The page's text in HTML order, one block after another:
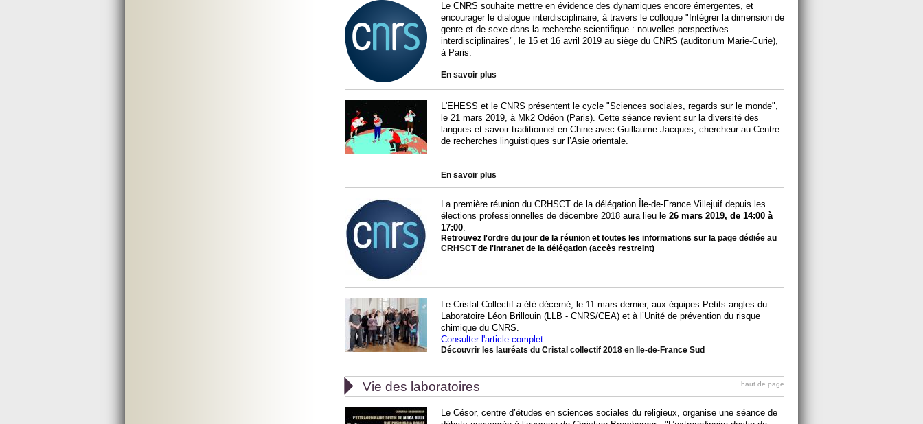
Le CNRS souhaite mettre en évidence des dynamiques encore émergentes, et
encourager le dialogue interdisciplinaire, à travers le colloque "Intégrer la dimension de
genre et de sexe dans la recherche scientifique : nouvelles perspectives
interdisciplinaires", le 15 et 16 avril 2019 au siège du CNRS (auditorium Marie-Curie),
à Paris.
En savoir plus
L'EHESS et le CNRS présentent le cycle "Sciences sociales, regards sur le monde",
le 21 mars 2019, à Mk2 Odéon (Paris). Cette séance revient sur la diversité des
langues et savoir traditionnel en Chine avec Guillaume Jacques, chercheur au Centre
de recherches linguistiques sur l’Asie orientale.
En savoir plus
La première réunion du CRHSCT de la délégation Île-de-France Villejuif depuis les
élections professionnelles de décembre 2018 aura lieu le 26 mars 2019, de 14:00 à
17:00.
Retrouvez l'ordre du jour de la réunion et toutes les informations sur la page dédiée au
CRHSCTde l'intranet de la délégation (accès restreint)
Le Cristal Collectif a été décerné, le 11 mars dernier, aux équipes Petits angles du
Laboratoire Léon Brillouin (LLB - CNRS/CEA) et à l’Unité de prévention du risque
chimique du CNRS.
Consulter l'article complet.
Découvrir les lauréats du Cristal collectif 2018 en Ile-de-France Sud
 Vie des laboratoires haut de page
Le Césor, centre d’études en sciences sociales du religieux, organise une séance de